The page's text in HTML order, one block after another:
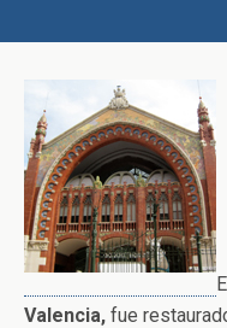
Valencia, fue